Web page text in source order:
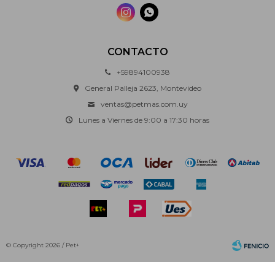
CONTACTO
+59894100938
General Palleja 2623, Montevideo
ventas@petmas.com.uy
Lunes a Viernes de 9:00 a 17:30 horas
 
© Copyright 2026 / Pet+